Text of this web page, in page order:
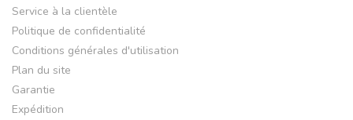
Service à la clientèle
Politique de confidentialité
Conditions générales d'utilisation
Plan du site
Garantie
Expédition